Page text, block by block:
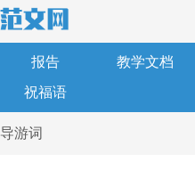
报告
教学文档
祝福语
导游词